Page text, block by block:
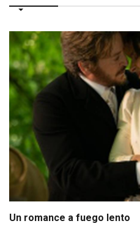
Un romance a fuego lento